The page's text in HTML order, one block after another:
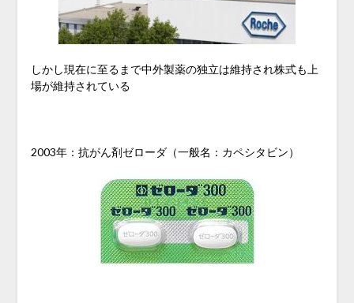
しかし現在に至るまで中外製薬の独立は維持され株式も上
場が維持されている
2003年：抗がん剤ゼローダ（一般名：カペシタビン）